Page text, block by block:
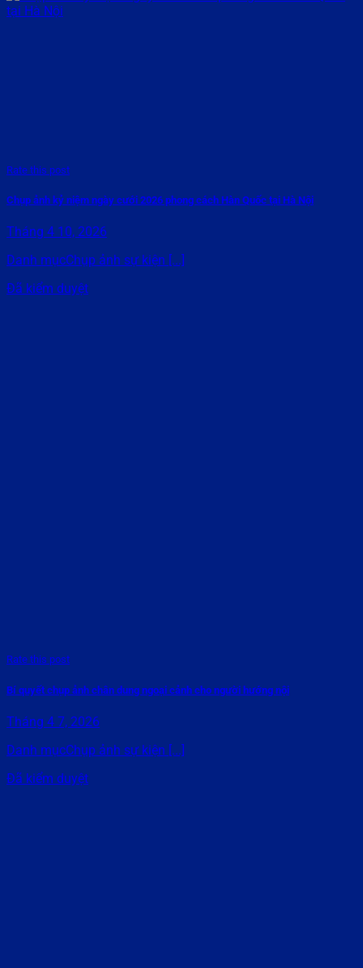
Rate this post
Chụp ảnh kỷ niệm ngày cưới 2026 phong cách Hàn Quốc tại Hà Nội
Tháng 4 10, 2026
Danh mụcChụp ảnh sự kiện [...]
Đã kiểm duyệt
Rate this post
Bí quyết chụp ảnh chân dung ngoại cảnh cho người hướng nội
Tháng 4 7, 2026
Danh mụcChụp ảnh sự kiện [...]
Đã kiểm duyệt